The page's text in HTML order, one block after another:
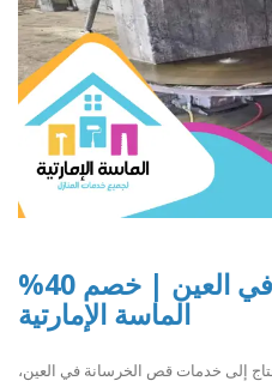
شركة قص الخرسانة في العين | خصم 40%
الماسة الإمارتية
إلى خدمات قص الخرسانة في العين،